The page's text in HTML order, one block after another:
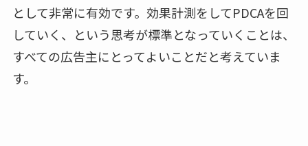
として非常に有効です。効果計測をしてPDCAを回
していく、という思考が標準となっていくことは、
すべての広告主にとってよいことだと考えていま
す。